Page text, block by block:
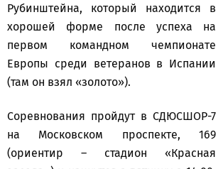
Рубинштейна, который находится в
хорошей форме после успеха на
первом командном чемпионате
Европы среди ветеранов в Испании
(там он взял «золото»).
Соревнования пройдут в СДЮСШОР-7
на Московском проспекте, 169
(ориентир – стадион «Красная